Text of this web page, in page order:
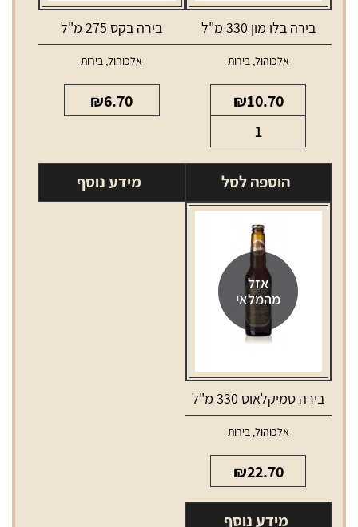
בירה בלו מון 330 מ"ל
אלכוהול,בירות
₪10.70
של
בירה
בלו
מון
מ"ל
הוספה לסל
בירה בקס 275 מ"ל
אלכוהול, בירות
₪6.70
מידע נוסף
אזל
מהמלאי
בירה סמיקלאוס 330 מ"ל
אלכוהול,בירות
₪22.70
מידע נוסף